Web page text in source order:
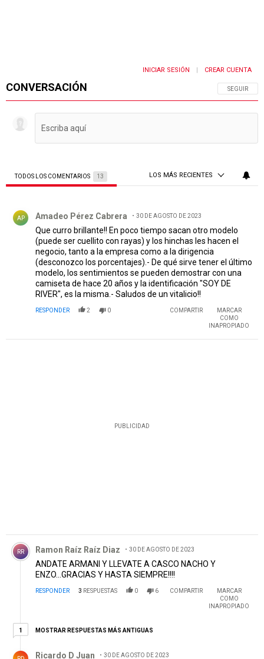
CONVERSACIÓN SIGA ESTA
SEGUIR
INICIAR SESIÓN CREAR CUENTA
TODOS LOS COMENTARIOS 13 LOS MÁS RECIENTES
AP Amadeo Pérez Cabrera 30 DE AGOSTO DE 2023
Que curro brillante!! En poco tiempo sacan otro modelo
(puede ser cuellito con rayas) y los hinchas les hacen el
negocio, tanto a la empresa como a la dirigencia
(desconozco los porcentajes).- De qué sirve tener el último
modelo, los sentimientos se pueden demostrar con una
camiseta de hace 20 años y la identificación "SOY DE
RIVER", es la misma.- Saludos de un vitalicio!!
RESPONDER 2 0 COMPARTIR
MARCAR
COMO
INAPROPIADO
PUBLICIDAD
Comentario de Ramon Raíz Raíz Diaz.
RR Ramon Raíz Raíz Diaz 30 DE AGOSTO DE 2023
ANDATE ARMANI Y LLEVATE A CASCO NACHO Y
ENZO...GRACIAS Y HASTA SIEMPRE!!!!
RESPONDER 3 RESPUESTAS 0 6 COMPARTIR
MARCAR
COMO
INAPROPIADO
11 respuesta más antiguas
MOSTRAR RESPUESTAS MÁS ANTIGUAS
Ricardo D Juan 30 DE AGOSTO DE 2023